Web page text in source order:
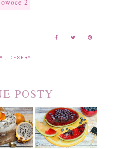
DESERY
POSTY